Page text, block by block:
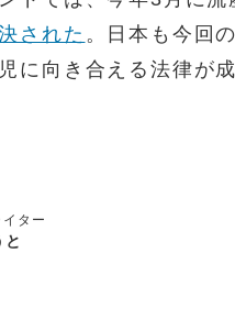
された 。日本も今回
に向き合える法律が
イター
と